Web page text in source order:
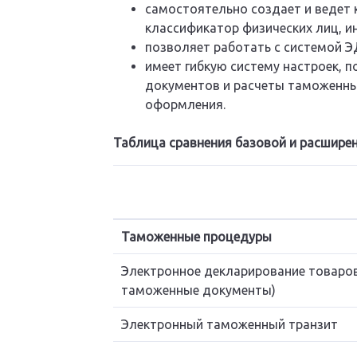
самостоятельно создает и
классификатор физических лиц,
позволяет работать с системой
имеет гибкую систему настроек,
документов и расчеты
оформления.
Таблица сравнения базовой и
Таможенные процедуры
Электронное декларирование
таможенные документы)
Электронный таможенный транзит